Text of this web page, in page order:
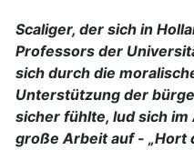
Scaliger, der sich in
Professors der
sich durch die
Unterstützung der
sicher fühlte, lud sich
große Arbeit auf - „Hort